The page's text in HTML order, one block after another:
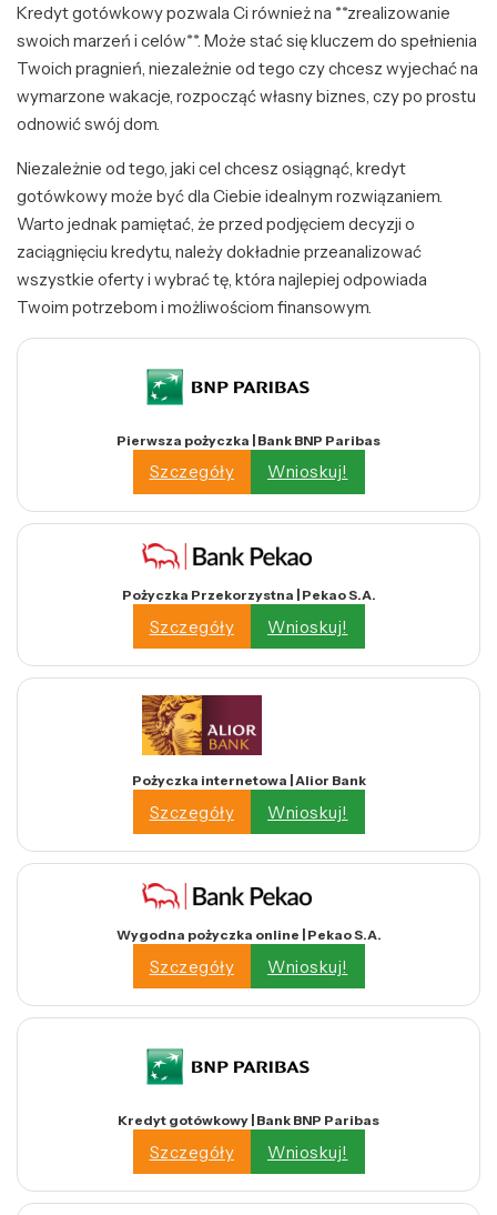
Kredyt gotówkowy pozwala Ci również na **zrealizowanie
swoich marzeń i celów**. Może stać się kluczem do spełnienia
Twoich pragnień, niezależnie od tego czy chcesz wyjechać na
wymarzone wakacje, rozpocząć własny biznes, czy po prostu
odnowić swój dom.
Niezależnie od tego, jaki cel chcesz osiągnąć, kredyt
gotówkowy może być dla Ciebie idealnym rozwiązaniem.
Warto jednak pamiętać, że przed podjęciem decyzji o
zaciągnięciu kredytu, należy dokładnie przeanalizować
wszystkie oferty i wybrać tę, która najlepiej odpowiada
Twoim potrzebom i możliwościom finansowym.
Pierwsza pożyczka | Bank BNP Paribas
Szczegóły Wnioskuj!
Pożyczka Przekorzystna | Pekao S.A.
Szczegóły Wnioskuj!
Pożyczka internetowa | Alior Bank
Szczegóły Wnioskuj!
Wygodna pożyczka online | Pekao S.A.
Szczegóły Wnioskuj!
Kredyt gotówkowy | Bank BNP Paribas
Szczegóły Wnioskuj!